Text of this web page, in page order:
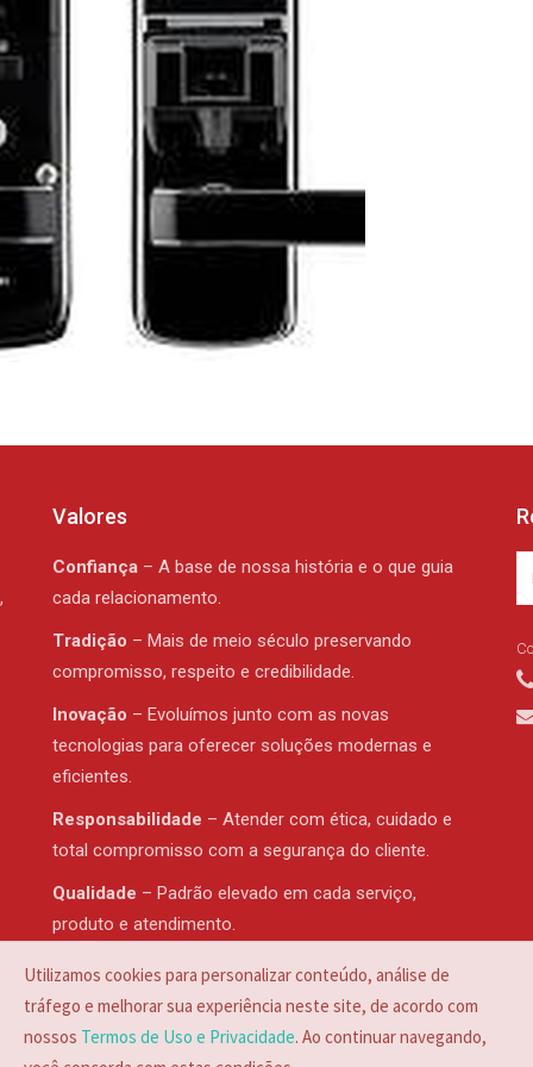
Valores
Confiança – A base de nossa história e o que guia
cada relacionamento.
Tradição – Mais de meio século preservando
compromisso, respeito e credibilidade.
Inovação – Evoluímos junto com as novas
tecnologias para oferecer soluções modernas e
eficientes.
Responsabilidade – Atender com ética, cuidado e
total compromisso com a segurança do cliente.
Qualidade – Padrão elevado em cada serviço,
produto e atendimento.
Proximidade– Atendimento humano, transparente e
sempre presente na vida da comunidade.
Utilizamos cookies para personalizar conteúdo, análise de
tráfego e melhorar sua experiência neste site, de acordo com
nossos Termos de Uso e Privacidade. Ao continuar navegando,